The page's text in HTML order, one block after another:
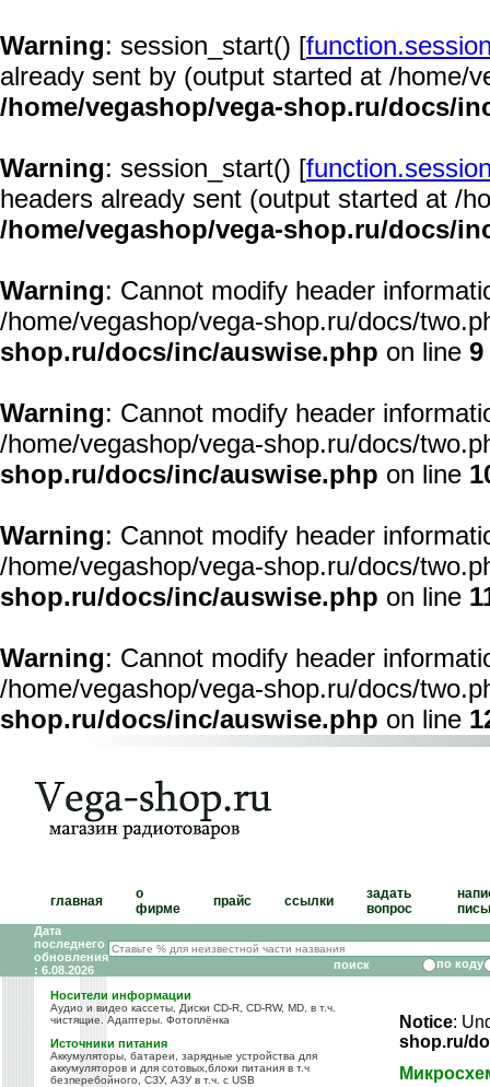
Warning: session_start() [
already sent by (output started at /home/
/home/vegashop/vega-shop.ru/docs/
Warning: session_start() [
headers already sent (output started at /
/home/vegashop/vega-shop.ru/docs/
Warning: Cannot modify header
/home/vegashop/vega-shop.ru/docs/
shop.ru/docs/inc/auswise.php on line 9
Warning: Cannot modify header
/home/vegashop/vega-shop.ru/docs/
shop.ru/docs/inc/auswise.php on line
Warning: Cannot modify header
/home/vegashop/vega-shop.ru/docs/
shop.ru/docs/inc/auswise.php on line
Warning: Cannot modify header
/home/vegashop/vega-shop.ru/docs/
shop.ru/docs/inc/auswise.php on line
главная
о
фирме
прайс ссылки
задать
вопрос
Дата
последнего
обновления
: 6.08.2026
по коду
Носители информации
Аудио и видео кассеты, Диски CD-R, CD-RW, MD, в т.ч.
чистящие. Адаптеры. Фотоплёнка
Источники питания
Аккумуляторы, батареи, зарядные устройства для
аккумуляторов и для сотовых,блоки питания в т.ч
безперебойного, СЗУ, АЗУ в т.ч. с USB
Notice:
shop.ru/